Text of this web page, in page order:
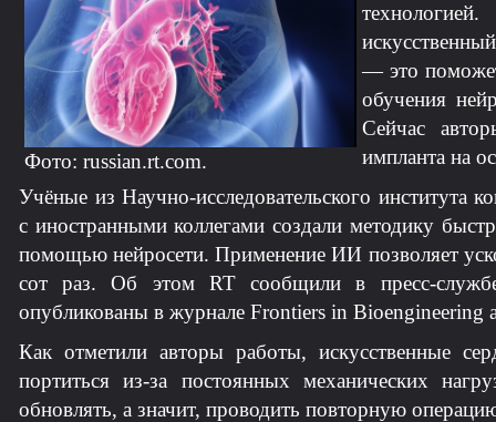
Фото: russian.rt.com.
— это
обучения
Сейчас
импланта на
Учёные из Научно-исследовательского института
с иностранными коллегами создали методику
помощью нейросети. Применение ИИ позволяет
сот раз. Об этом RT сообщили в пресс-
опубликованы в журнале Frontiers in Bioengineering
Как отметили авторы работы, искусственные
портиться из-за постоянных механических
обновлять, а значит, проводить повторную